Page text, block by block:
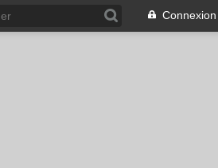
Connexion